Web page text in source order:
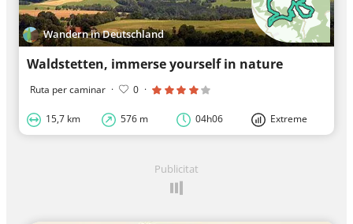
Wandern in Deutschland
Waldstetten, immerse yourself in nature
Ruta per caminar · 0 ·
15,7 km 576 m 04h06 Extreme
Publicitat